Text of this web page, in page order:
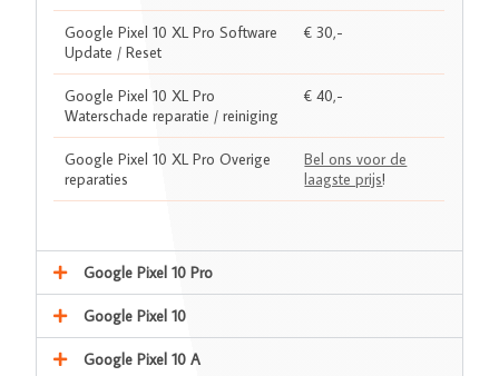
Google Pixel 10 XL Pro Software
Update / Reset
€ 30,-
Google Pixel 10 XL Pro
Waterschade reparatie / reiniging
€ 40,-
Google Pixel 10 XL Pro Overige
reparaties
Bel ons voor de
laagste prijs!
Google Pixel 10 Pro
Google Pixel 10
Google Pixel 10 A